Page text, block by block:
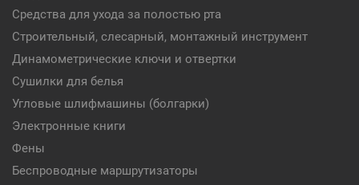
Средства для ухода за полостью рта
Строительный, слесарный, монтажный инструмент
Динамометрические ключи и отвертки
Сушилки для белья
Угловые шлифмашины (болгарки)
Электронные книги
Фены
Беспроводные маршрутизаторы